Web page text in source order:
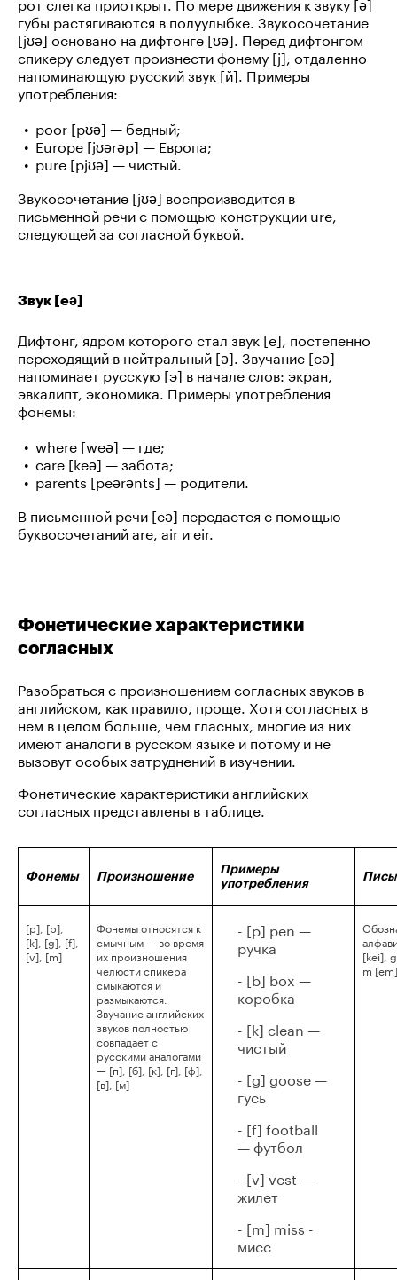
губы растягиваются в полуулыбке. Звукосочетание
[jʊə] основано на дифтонге [ʊə]. Перед дифтонгом
спикеру следует произнести фонему [j], отдаленно
напоминающую русский звук [й]. Примеры
употребления:
poor [pʊə] — бедный;
Europe [jʊərəp] — Европа;
pure [pjʊə] — чистый.
Звукосочетание [jʊə] воспроизводится в
письменной речи с помощью конструкции ure,
следующей за согласной буквой.
Звук [eə]
Дифтонг, ядром которого стал звук [e], постепенно
переходящий в нейтральный [ə]. Звучание [eə]
напоминает русскую [э] в начале слов: экран,
эвкалипт, экономика. Примеры употребления
фонемы:
where [weə] — где;
care [keə] — забота;
parents [peərənts] — родители.
В письменной речи [eə] передается с помощью
буквосочетаний are, air и eir.
Фонетические характеристики
согласных
Разобраться с произношением согласных звуков в
английском, как правило, проще. Хотя согласных в
нем в целом больше, чем гласных, многие из них
имеют аналоги в русском языке и потому и не
вызовут особых затруднений в изучении.
Фонетические характеристики английских
согласных представлены в таблице.
Фонемы Произношение
Примеры
употребления
[p], [b],
[k], [g], [f],
[v], [m]
Фонемы относятся к
смычным — во время
их произношения
челюсти спикера
смыкаются и
размыкаются.
Звучание английских
звуков полностью
совпадает с
русскими аналогами
— [п], [б], [к], [г], [ф],
[в], [м]
- [p] pen —
ручка
- [b] box —
коробка
- [k] clean —
чистый
- [g] goose —
гусь
- [f] football
— футбол
- [v] vest —
жилет
- [m] miss -
мисс
[kei],
m [em]